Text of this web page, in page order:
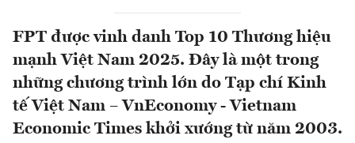
FPT được vinh danh Top 10 Thương hiệu
mạnh Việt Nam 2025. Đây là một trong
những chương trình lớn do Tạp chí Kinh
tế Việt Nam – VnEconomy - Vietnam
Economic Times khởi xướng từ năm 2003.